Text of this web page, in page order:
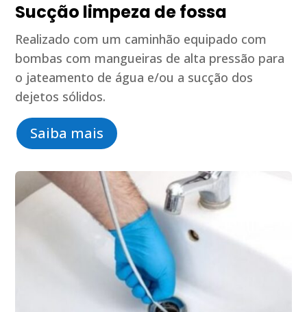
Sucção limpeza de fossa
Realizado com um caminhão equipado com
bombas com mangueiras de alta pressão para
o jateamento de água e/ou a sucção dos
dejetos sólidos.
Saiba mais